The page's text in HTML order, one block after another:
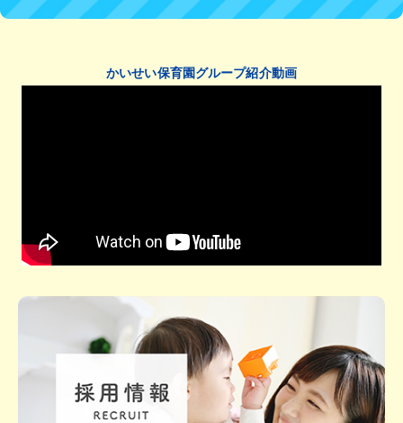
かいせい保育園グループ紹介動画